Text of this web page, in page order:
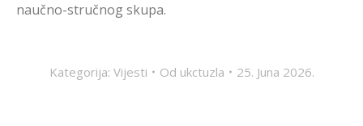
naučno-stručnog skupa.
Kategorija: Vijesti Od ukctuzla 25. Juna 2026.